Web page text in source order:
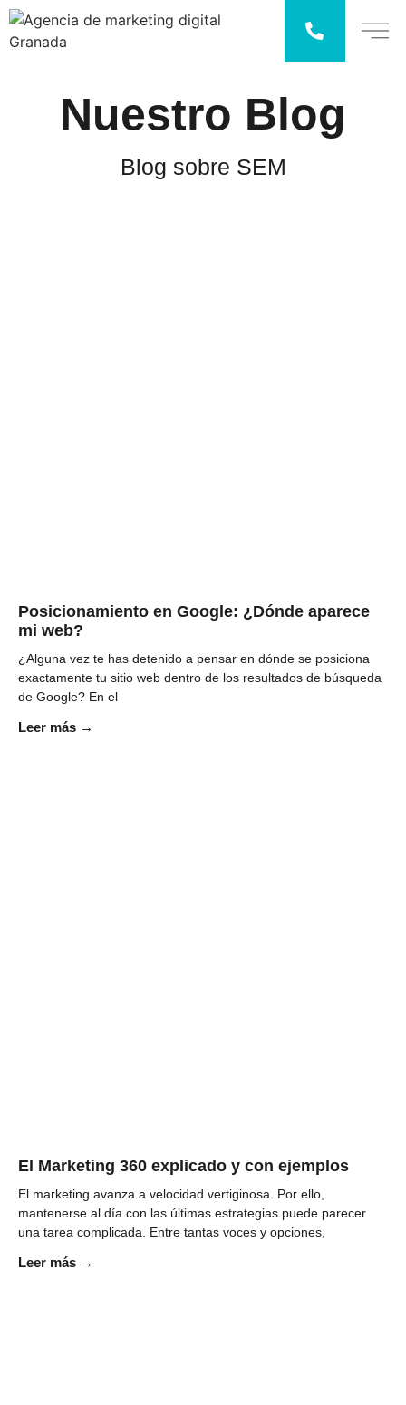
Nuestro Blog
Blog sobre SEM
Posicionamiento en Google: ¿Dónde aparece
mi web?
¿Alguna vez te has detenido a pensar en dónde se posiciona
exactamente tu sitio web dentro de los resultados de búsqueda
de Google? En el
Leer más →
El Marketing 360 explicado y con ejemplos
El marketing avanza a velocidad vertiginosa. Por ello,
mantenerse al día con las últimas estrategias puede parecer
una tarea complicada. Entre tantas voces y opciones,
Leer más →